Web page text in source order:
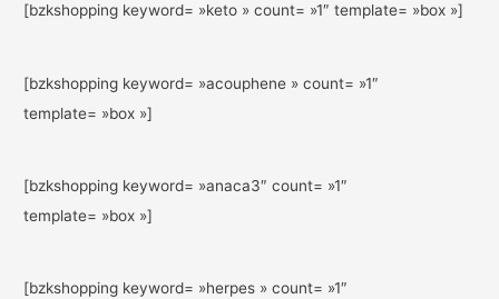
[bzkshopping keyword= »keto » count= »1″ template= »box »]
[bzkshopping keyword= »acouphene » count= »1″
template= »box »]
[bzkshopping keyword= »anaca3″ count= »1″
template= »box »]
[bzkshopping keyword= »herpes » count= »1″